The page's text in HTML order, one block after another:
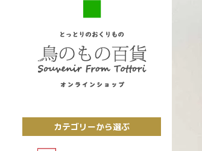
カテゴリーから選ぶ